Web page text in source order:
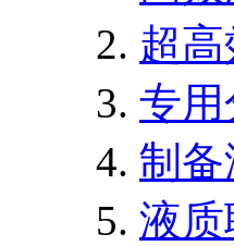
超
专
制备
液